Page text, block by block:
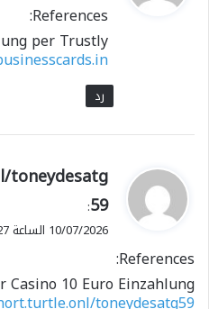
ل
References:
per Trustly
رد
ي
ق
و
ل
59
:
10/07/2026 الساعة 13:27
References:
Casino 10 Euro Einzahlung
toneydesatg59